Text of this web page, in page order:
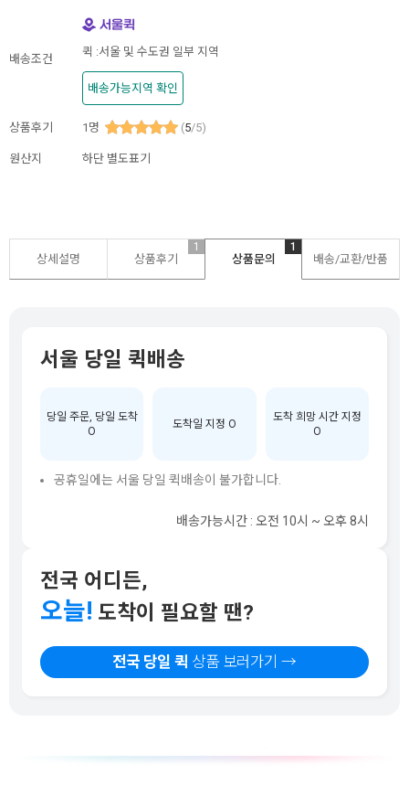
배송조건
퀵 :서울 및 수도권 일부 지역
배송가능지역 확인
상품후기 1 명 (5/5)
원산지 하단 별도표기
상세설명 상품후기
1
상품문의
1
배송/교환/반품
서울 당일 퀵배송
당일 주문, 당일 도착
O
도착일 지정 O
도착 희망 시간 지정
O
공휴일에는 서울 당일 퀵배송이 불가합니다.
배송가능시간 : 오전 10시 ~ 오후 8시
전국 어디든,
오늘! 도착이 필요할 땐?
전국 당일 퀵 상품 보러가기 →